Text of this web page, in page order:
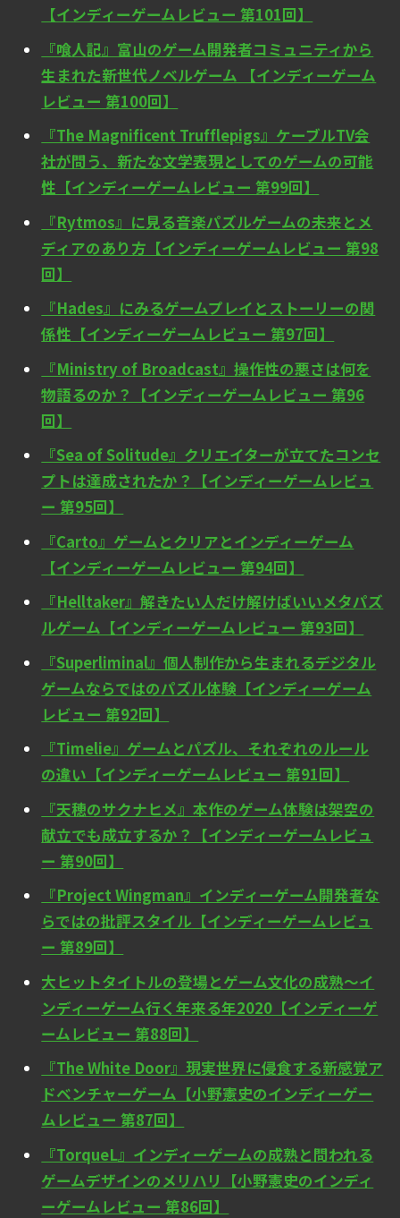
【インディーゲームレビュー 第101回】
『喰人記』富山のゲーム開発者コミュニティから
生まれた新世代ノベルゲーム 【インディーゲーム
レビュー 第100回】
『The Magnificent Trufflepigs』ケーブルTV会
社が問う、新たな文学表現としてのゲームの可能
性【インディーゲームレビュー 第99回】
『Rytmos』に見る音楽パズルゲームの未来とメ
ディアのあり方【インディーゲームレビュー 第98
回】
『Hades』にみるゲームプレイとストーリーの関
係性【インディーゲームレビュー 第97回】
『Ministry of Broadcast』操作性の悪さは何を
物語るのか？【インディーゲームレビュー 第96
回】
『Sea of Solitude』クリエイターが立てたコンセ
プトは達成されたか？【インディーゲームレビュ
ー 第95回】
『Carto』ゲームとクリアとインディーゲーム
【インディーゲームレビュー 第94回】
『Helltaker』解きたい人だけ解けばいいメタパズ
ルゲーム【インディーゲームレビュー 第93回】
『Superliminal』個人制作から生まれるデジタル
ゲームならではのパズル体験【インディーゲーム
レビュー 第92回】
『Timelie』ゲームとパズル、それぞれのルール
の違い【インディーゲームレビュー 第91回】
『天穂のサクナヒメ』本作のゲーム体験は架空の
献立でも成立するか？【インディーゲームレビュ
ー 第90回】
『Project Wingman』インディーゲーム開発者な
らではの批評スタイル【インディーゲームレビュ
ー 第89回】
大ヒットタイトルの登場とゲーム文化の成熟～イ
ンディーゲーム行く年来る年2020【インディーゲ
ームレビュー 第88回】
『The White Door』現実世界に侵食する新感覚ア
ドベンチャーゲーム【小野憲史のインディーゲー
ムレビュー 第87回】
『TorqueL』インディーゲームの成熟と問われる
ゲームデザインのメリハリ【小野憲史のインディ
ーゲームレビュー 第86回】